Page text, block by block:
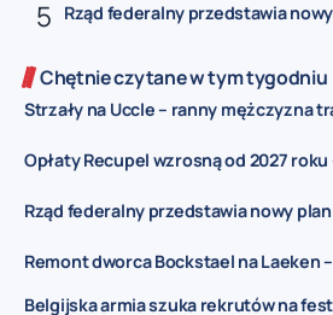
Rząd federalny przedstawia
Chętnie czytane w tym tygodniu
Strzały na Uccle – ranny mężczyzna
Opłaty Recupel wzrosną od 2027
Rząd federalny przedstawia nowy
Remont dworca Bockstael na Laeken
Belgijska armia szuka rekrutów na